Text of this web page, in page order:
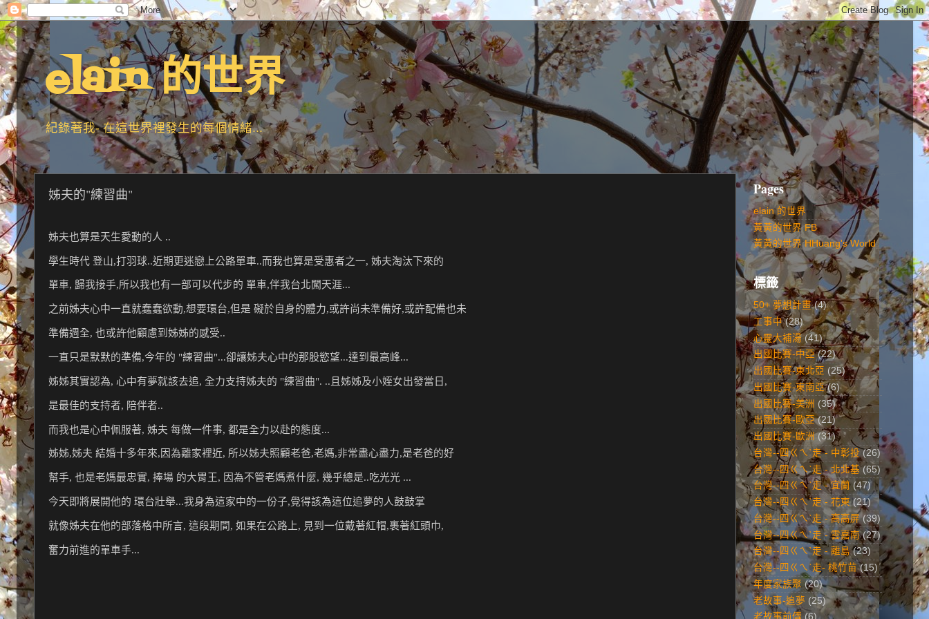
elain 的世界
紀錄著我- 在這世界裡發生的每個情緒...
姊夫的"練習曲"
姊夫也算是天生愛動的人 ..
學生時代 登山,打羽球..近期更迷戀上公路單車..而我也算是受惠者之一, 姊夫淘汰下來的
單車, 歸我接手,所以我也有一部可以代步的 單車,伴我台北闖天涯...
之前姊夫心中一直就蠢蠢欲動,想要環台,但是 礙於自身的體力,或許尚未準備好,或許配備也未
準備週全, 也或許他顧慮到姊姊的感受..
一直只是默默的準備,今年的 "練習曲"...卻讓姊夫心中的那股慾望...達到最高峰...
姊姊其實認為, 心中有夢就該去追, 全力支持姊夫的 "練習曲". ..且姊姊及小姪女出發當日,
是最佳的支持者, 陪伴者..
而我也是心中佩服著, 姊夫 每做一件事, 都是全力以赴的態度...
姊姊,姊夫 結婚十多年來,因為離家裡近, 所以姊夫照顧老爸,老媽,非常盡心盡力,是老爸的好
幫手, 也是老媽最忠實, 捧場 的大胃王, 因為不管老媽煮什麼, 幾乎總是..吃光光 ...
今天即將展開他的 環台壯舉...我身為這家中的一份子,覺得該為這位追夢的人鼓鼓掌
就像姊夫在他的部落格中所言, 這段期間, 如果在公路上, 見到一位戴著紅帽,裹著紅頭巾,
奮力前進的單車手...
Pages
elain 的世界
黃黃的世界 FB
黃黃的世界 HHuang's World
標籤
50+ 夢想計畫 (4)
工事中 (28)
心靈大補湯 (41)
出國比賽-中亞 (22)
出國比賽-東北亞 (25)
出國比賽-東南亞 (6)
出國比賽-美洲 (35)
出國比賽-歐亞 (21)
出國比賽-歐洲 (31)
台灣--四ㄍㄟˋ走 - 中彰投 (26)
台灣--四ㄍㄟˋ走 - 北北基 (65)
台灣--四ㄍㄟˋ走 - 宜蘭 (47)
台灣--四ㄍㄟˋ走 - 花東 (21)
台灣--四ㄍㄟˋ走 - 高高屏 (39)
台灣--四ㄍㄟˋ走 - 雲嘉南 (27)
台灣--四ㄍㄟˋ走 - 離島 (23)
台灣--四ㄍㄟˋ走- 桃竹苗 (15)
年度家族聚 (20)
老故事-追夢 (25)
老故事前傳 (6)